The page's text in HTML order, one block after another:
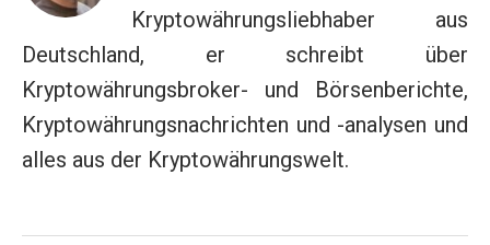
Kryptowährungsliebhaber aus
Deutschland, er schreibt über
Kryptowährungsbroker- und Börsenberichte,
Kryptowährungsnachrichten und -analysen und
alles aus der Kryptowährungswelt.